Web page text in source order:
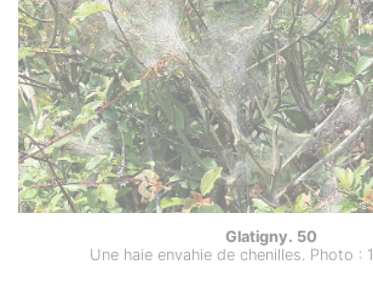
Glatigny. 50
Une haie envahie de chenilles. Photo :